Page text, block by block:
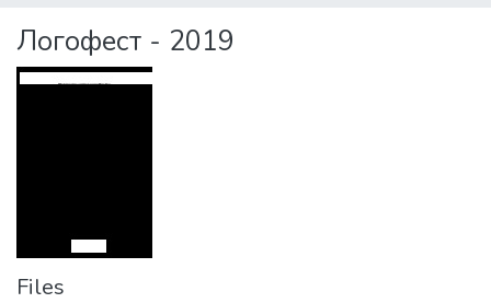
Statistics
Логофест - 2019
Files